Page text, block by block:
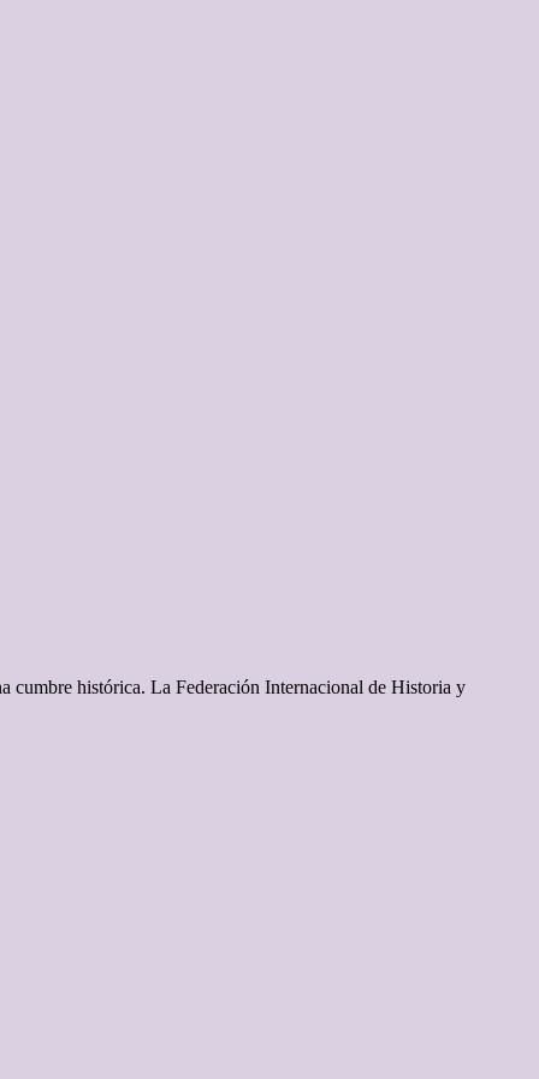
cumbre histórica. La Federación Internacional de Historia y